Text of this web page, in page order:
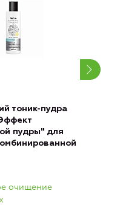
тоник-пудра
пудры" для
очищение